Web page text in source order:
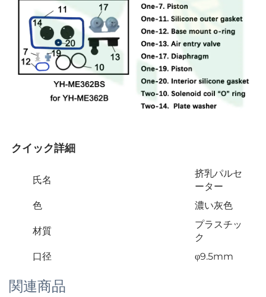
クイック詳細
氏名
挤乳パルセ
ーター
色
濃い灰色
材質
プラスチッ
ク
口径
φ9.5mm
関連商品